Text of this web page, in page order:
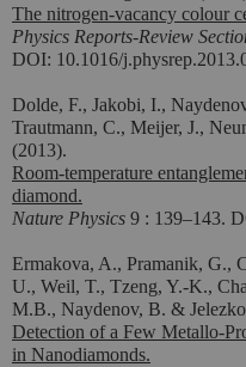
The nitrogen-vacancy colour
Physics Reports-Review
DOI: 10.1016/
Dolde, F., Jakobi, I.,
Trautmann, C., Meijer, J.,
(2013).
Room-temperature
diamond.
Nature Physics 9 : 139–143.
Ermakova, A., Pramanik, G.,
U., Weil, T., Tzeng, Y.-K.,
M.B., Naydenov, B. &
Detection of a Few Metallo-
in Nanodiamonds.